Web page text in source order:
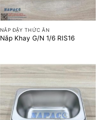
NẮP ĐẬY THỨC ĂN
Nắp Khay G/N 1/6 RIS16